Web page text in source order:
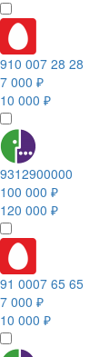
910 007 28 28
7 000 ₽
10 000 ₽
9312900000
100 000 ₽
120 000 ₽
91 0007 65 65
7 000 ₽
10 000 ₽